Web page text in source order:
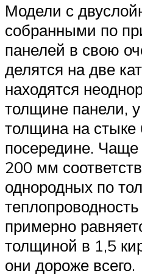
Модели с
собранными по
панелей в свою
делятся на две
находятся
толщине панели,
толщина на
посередине. Чаще
200 мм
однородных по
примерно
толщиной в 1,5
они дороже всего.